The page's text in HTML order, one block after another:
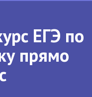
ЕГЭ по
прямо